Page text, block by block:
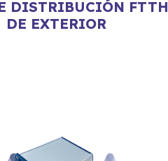
DISTRIBUCIÓN FTTH
DE EXTERIOR